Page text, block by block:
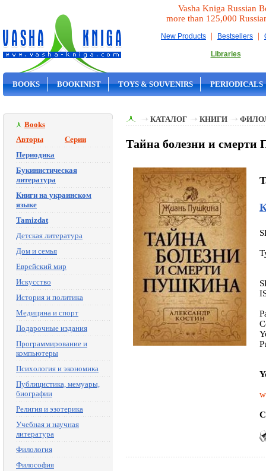
Vasha Kniga Russian
more than 125,000
New Products | Bestsellers |
Libraries
BOOKS BOOKINIST TOYS & SOUVENIRS PERIODICALS
Books
Авторы
Серии
Периодика
Букинистическая
литература
Книги на украинском
языке
Tamizdat
Детская литература
Дом и семья
Еврейский мир
Искусство
История и политика
Медицина и спорт
Подарочные издания
Программирование и
компьютеры
Психология и экономика
Публицистика, мемуары,
биографии
Религия и эзотерика
Учебная и научная
литература
Филология
Философия
КАТАЛОГ КНИГИ
Тайна болезни и